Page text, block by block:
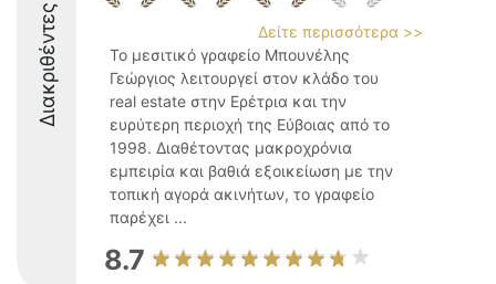
Διακριθέντες
Δείτε περισσότερα >>
Το μεσιτικό γραφείο Μπουνέλης
Γεώργιος λειτουργεί στον κλάδο του
real estate στην Ερέτρια και την
ευρύτερη περιοχή της Εύβοιας από το
1998. Διαθέτοντας μακροχρόνια
εμπειρία και βαθιά εξοικείωση με την
τοπική αγορά ακινήτων, το γραφείο
παρέχει ...
8.7